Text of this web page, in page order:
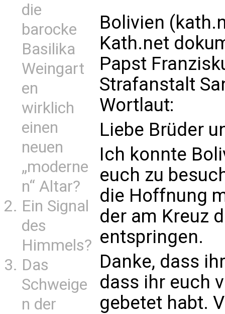
die
barocke
Basilika
Weingart
en
wirklich
einen
neuen
„moderne
n“ Altar?
Ein Signal
des
Himmels?
Das
Schweige
n der
Bolivien
Kath.net
Papst
Strafanstalt
Wortlaut:
Liebe Brüder
Ich konnte
euch zu
die Hoffnung
der am Kreuz
entspringen.
Danke, dass
dass ihr euch
gebetet habt.